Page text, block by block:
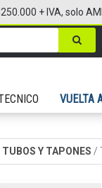
VUELTA
+ IVA, solo
TUBOS Y TAPONES /